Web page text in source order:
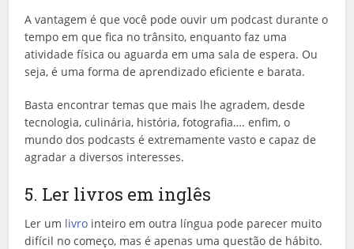
A vantagem é que você pode ouvir um podcast durante o
tempo em que fica no trânsito, enquanto faz uma
atividade física ou aguarda em uma sala de espera. Ou
seja, é uma forma de aprendizado eficiente e barata.
Basta encontrar temas que mais lhe agradem, desde
tecnologia, culinária, história, fotografia…. enfim, o
mundo dos podcasts é extremamente vasto e capaz de
agradar a diversos interesses.
5. Ler livros em inglês
Ler um livro inteiro em outra língua pode parecer muito
difícil no começo, mas é apenas uma questão de hábito.